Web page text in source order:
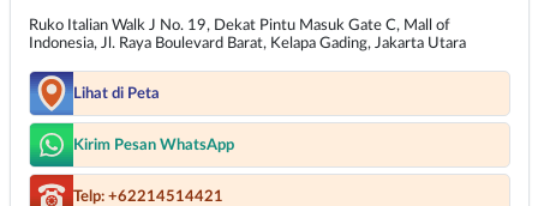
Ruko Italian Walk J No. 19, Dekat Pintu Masuk Gate C, Mall of
Indonesia, Jl. Raya Boulevard Barat, Kelapa Gading, Jakarta Utara
Lihat di Peta
Kirim Pesan WhatsApp
Telp: +62214514421